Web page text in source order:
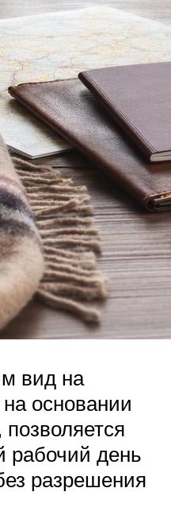
вид на
основании
рабочий день
разрешения